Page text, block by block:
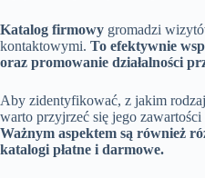
Katalog firmowy gromadzi
kontaktowymi. To efektywnie
oraz promowanie działalności
Aby zidentyfikować, z jakim
warto przyjrzeć się jego
Ważnym aspektem są również
katalogi płatne i darmowe.